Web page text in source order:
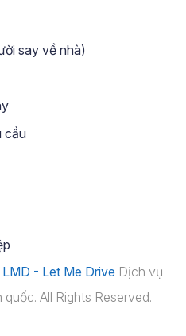
say về nhà)
cầu
LMD - Let Me Drive Dịch vụ
All Rights Reserved.